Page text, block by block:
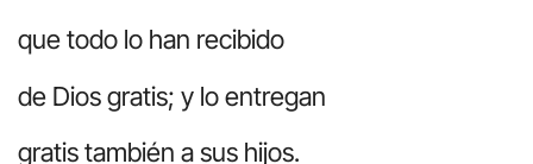
que todo lo han recibido
de Dios gratis; y lo entregan
gratis también a sus hijos.